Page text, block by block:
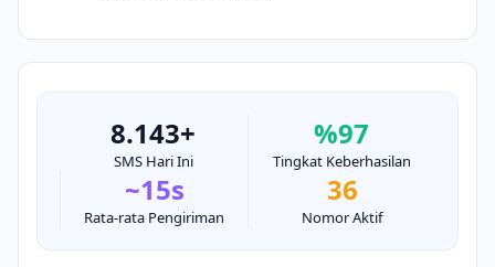
8.143+
SMS Hari Ini
%97
Tingkat Keberhasilan
~15s
Rata-rata Pengiriman
36
Nomor Aktif